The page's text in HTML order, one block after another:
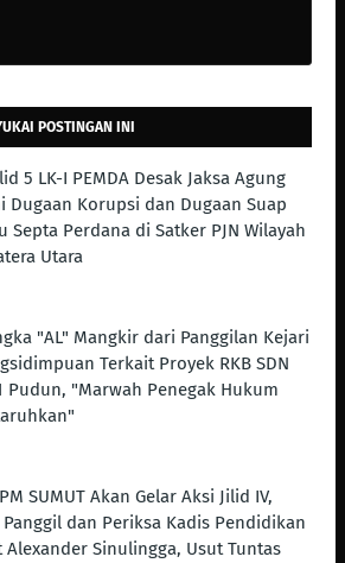
POSTINGAN INI
5 LK-I PEMDA Desak Jaksa Agung
Dugaan Korupsi dan Dugaan Suap
Septa Perdana di Satker PJN Wilayah
Utara
"AL" Mangkir dari Panggilan Kejari
Terkait Proyek RKB SDN
Pudun, "Marwah Penegak Hukum
SUMUT Akan Gelar Aksi Jilid IV,
Panggil dan Periksa Kadis Pendidikan
Alexander Sinulingga, Usut Tuntas